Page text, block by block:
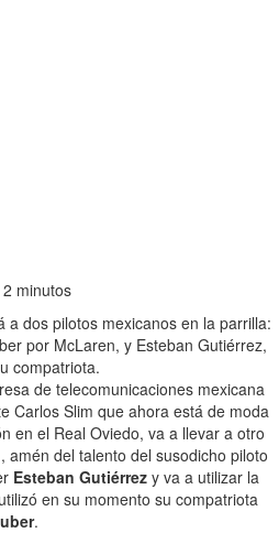
2 minutos
a dos pilotos mexicanos en la parrilla:
por McLaren, y Esteban Gutiérrez,
compatriota.
de telecomunicaciones mexicana
Carlos Slim que ahora está de moda
en el Real Oviedo, va a llevar a otro
amén del talento del susodicho piloto
Esteban Gutiérrez y va a utilizar la
en su momento su compatriota
.